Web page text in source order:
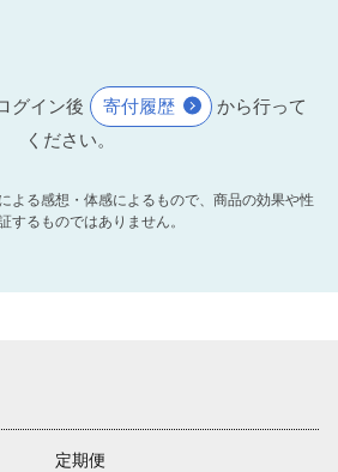
グイン後 寄付履歴
から行って
ください。
よる感想・体感によるもので、商品の効果や性
するものではありません。
定期便